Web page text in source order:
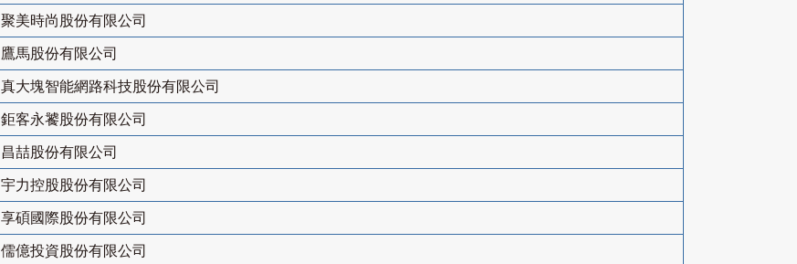
聚美時尚股份有限公司
鷹馬股份有限公司
真大塊智能網路科技股份有限公司
鉅客永饕股份有限公司
昌喆股份有限公司
宇力控股股份有限公司
享碩國際股份有限公司
儒億投資股份有限公司